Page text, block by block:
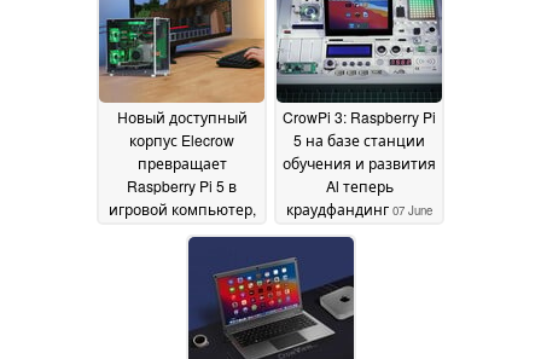
Новый доступный
корпус Elecrow
превращает
Raspberry Pi 5 в
игровой компьютер,
похожий на ПК17
CrowPi 3: Raspberry Pi
5 на базе станции
обучения и развития
Al теперь
краудфандинг 07 June
2025